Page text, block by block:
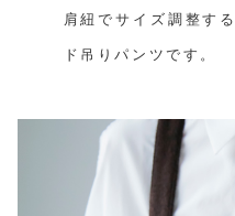
肩紐でサイズ調整す
ド吊りパンツです。